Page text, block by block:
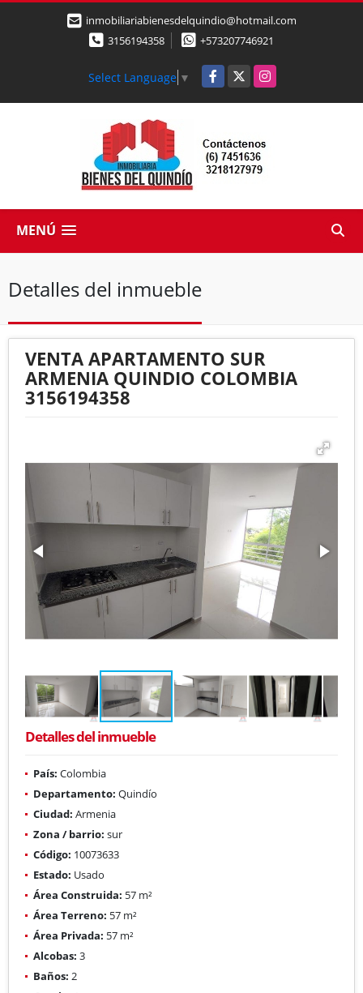
inmobiliariabienesdelquindio@hotmail.com
3156194358
+573207746921
Select Language ▼ Facebook
X Instagram
MENÚ
Detalles del inmueble
VENTA APARTAMENTO SUR
ARMENIA QUINDIO COLOMBIA
3156194358
Detalles del inmueble
País: Colombia
Departamento: Quindío
Ciudad: Armenia
Zona / barrio: sur
Código: 10073633
Estado: Usado
Área Construida: 57 m²
Área Terreno: 57 m²
Área Privada: 57 m²
Alcobas: 3
Baños: 2